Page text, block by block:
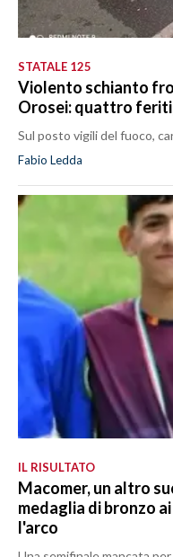
STATALE 125
Violento schianto
Orosei: quattro
Sul posto vigili del fuoco,
Fabio Ledda
IL RISULTATO
Macomer, un altro
medaglia di bronzo
l'arco